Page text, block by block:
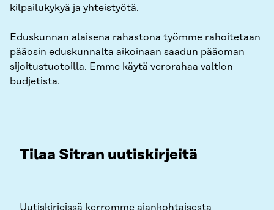
kilpailukykyä ja yhteistyötä.
Eduskunnan alaisena rahastona työmme rahoitetaan
pääosin eduskunnalta aikoinaan saadun pääoman
sijoitustuotoilla. Emme käytä verorahaa valtion
budjetista.
Tilaa Sitran uutiskirjeitä
Uutiskirjeissä kerromme ajankohtaisesta